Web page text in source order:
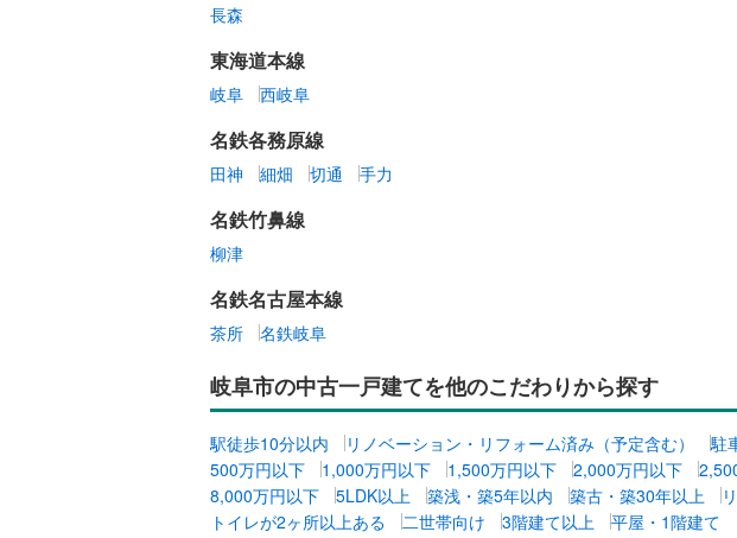
長森
東海道本線
岐阜 西岐阜
名鉄各務原線
田神 細畑 切通 手力
名鉄竹鼻線
柳津
名鉄名古屋本線
茶所 名鉄岐阜
岐阜市の中古一戸建てを他のこだわりから探す
駅徒歩10分以内 リノベーション・リフォーム済み（予定含む） 駐
500万円以下
1,000万円以下 1,500万円以下 2,000万円以下
8,000万円以下
5LDK以上 築浅・築5年以内 築古・築30年以上
トイレが2ヶ所以上ある
二世帯向け 3階建て以上 平屋・1階建て